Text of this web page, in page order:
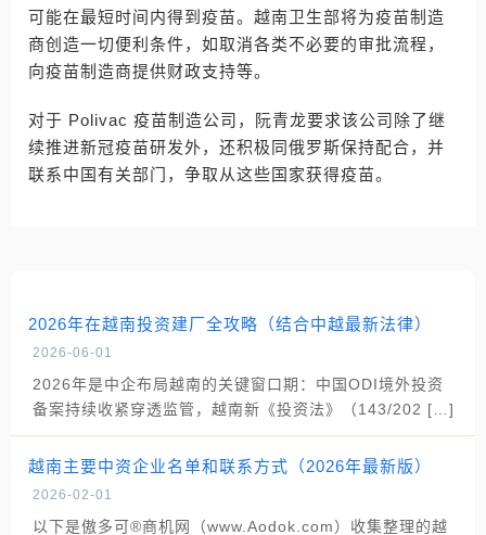
可能在最短时间内得到疫苗。越南卫生部将为疫苗制造
商创造一切便利条件，如取消各类不必要的审批流程，
向疫苗制造商提供财政支持等。
对于 Polivac 疫苗制造公司，阮青龙要求该公司除了继
续推进新冠疫苗研发外，还积极同俄罗斯保持配合，并
联系中国有关部门，争取从这些国家获得疫苗。
2026年在越南投资建厂全攻略（结合中越最新法律）
2026-06-01
2026年是中企布局越南的关键窗口期：中国ODI境外投资
备案持续收紧穿透监管，越南新《投资法》（143/202 […]
越南主要中资企业名单和联系方式（2026年最新版）
2026-02-01
以下是傲多可®商机网（www.Aodok.com）收集整理的越